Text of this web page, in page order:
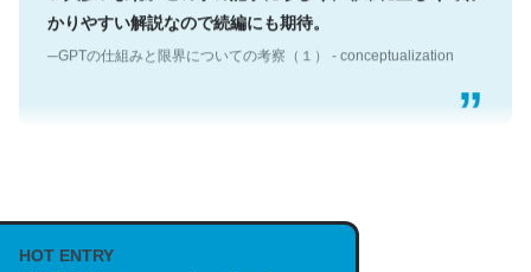
かりやすい解説なので続編にも期待。
─GPTの仕組みと限界についての考察（１） - conceptualization
説してる記事が少ないので貴重な良記事。/続編来た
https://isobe324649.hatenablog.com/entry/2023/03/27
HOT ENTRY